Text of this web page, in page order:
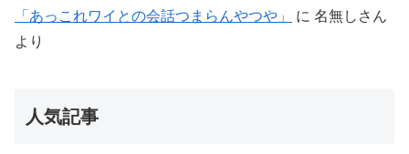
「あっこれワイとの会話つまらんやつや」
に 名無しさん
より
人気記事